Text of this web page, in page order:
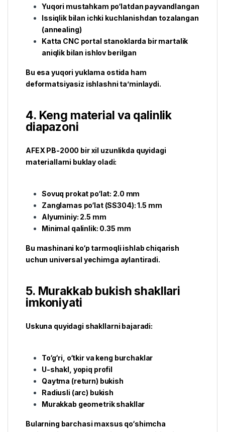
Yuqori mustahkam po‘latdan payvandlangan
Issiqlik bilan ichki kuchlanishdan tozalangan
(annealing)
Katta CNC portal stanoklarda bir martalik
aniqlik bilan ishlov berilgan
Bu esa yuqori yuklama ostida ham
deformatsiyasiz ishlashni ta’minlaydi.
4. Keng material va qalinlik
diapazoni
AFEX PB-2000 bir xil uzunlikda quyidagi
materiallarni buklay oladi:
Sovuq prokat po‘lat: 2.0 mm
Zanglamas po‘lat (SS304): 1.5 mm
Alyuminiy: 2.5 mm
Minimal qalinlik: 0.35 mm
Bu mashinani ko‘p tarmoqli ishlab chiqarish
uchun universal yechimga aylantiradi.
5. Murakkab bukish shakllari
imkoniyati
Uskuna quyidagi shakllarni bajaradi:
To‘g‘ri, o‘tkir va keng burchaklar
U-shakl, yopiq profil
Qaytma (return) bukish
Radiusli (arc) bukish
Murakkab geometrik shakllar
Bularning barchasi maxsus qo‘shimcha